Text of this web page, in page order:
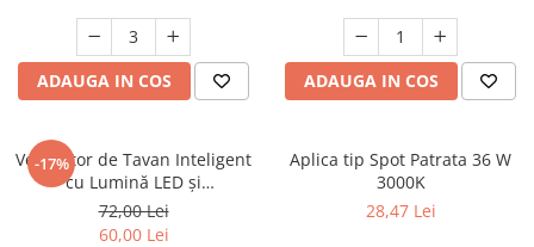
Întrerupătoare/Comutatoare
Ştechere/Stecher adaptor
Ţeavă PVC
ADAUGA IN COS ADAUGA IN COS
-17%
Ventilator de Tavan Inteligent
cu Lumină LED și
Telecomandă
72,00 Lei
60,00 Lei
Aplica tip Spot Patrata 36 W
3000K
28,47 Lei